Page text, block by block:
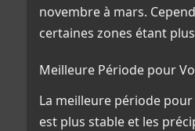
novembre à mars.
certaines zones étant
Meilleure Période pour
La meilleure période
est plus stable et les